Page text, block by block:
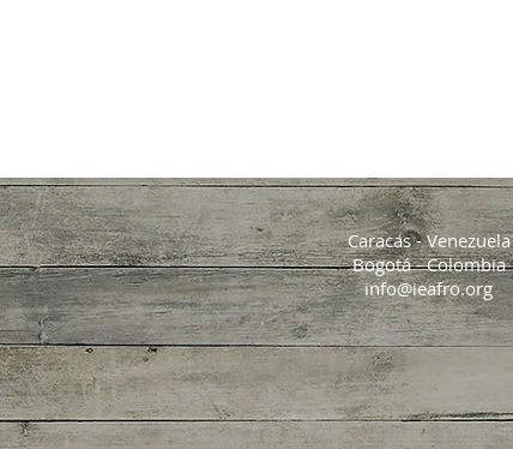
Caracas - Venezuela
Bogotá - Colombia
info@ieafro.org